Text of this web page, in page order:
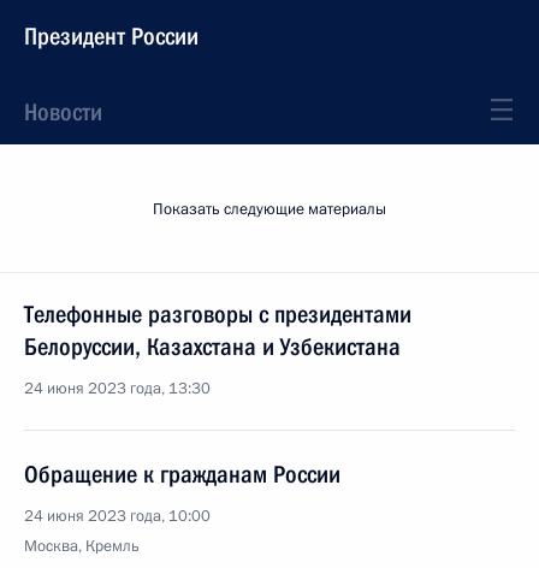
Президент России
Новости
Показать следующие материалы
Телефонные разговоры с президентами
Белоруссии, Казахстана и Узбекистана
24 июня 2023 года, 13:30
Обращение к гражданам России
24 июня 2023 года, 10:00
Москва, Кремль